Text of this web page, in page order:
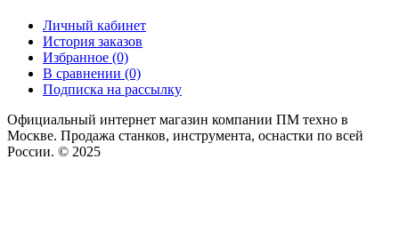
Личный кабинет
История заказов
Избранное (0)
В сравнении (0)
Подписка на рассылку
Официальный интернет магазин компании ПМ техно в
Москве. Продажа станков, инструмента, оснастки по всей
России. © 2025